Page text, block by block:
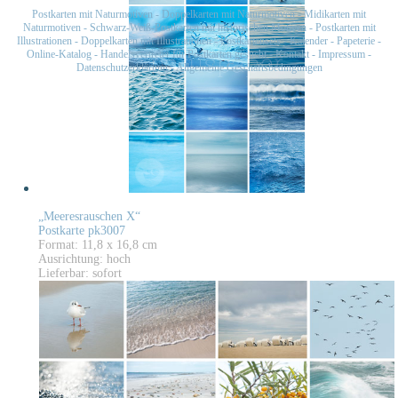
„Meeresrauschen X“
Postkarte pk3007
Format: 11,8 x 16,8 cm
Ausrichtung: hoch
Lieferbar: sofort
Postkarten mit Naturmotiven - Doppelkarten mit Naturmotiven-Midikarten mit
Naturmotiven- Schwarz-Weiß-Postkarten mit historischen Motiven- Postkarten mit
Illustrationen - Doppelkarten mit Illustrationen-Postkartensets-Kalender - Papeterie -
Online-Katalog - Handelsvertreter für Postkarten gesucht-Kontakt - Impressum -
Datenschutzerklärung-Allgemeine Geschäftsbedingungen